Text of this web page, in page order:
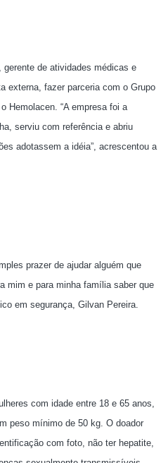
gerente de atividades médicas e
externa, fazer parceria com o Grupo
Hemolacen. “A empresa foi a
serviu com referência e abriu
adotassem a idéia”, acrescentou a
prazer de ajudar alguém que
mim e para minha família saber que
em segurança, Gilvan Pereira.
com idade entre 18 e 65 anos,
peso mínimo de 50 kg. O doador
com foto, não ter hepatite,